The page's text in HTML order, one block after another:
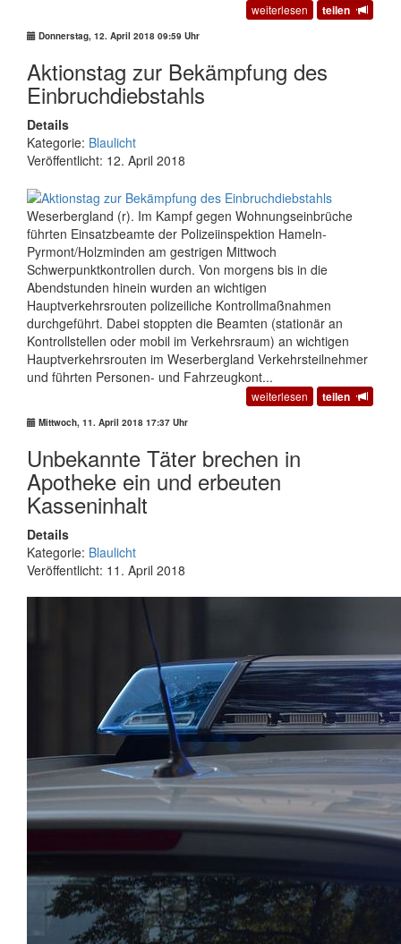
weiterlesen teilen
Donnerstag, 12. April 2018 09:59 Uhr
Aktionstag zur Bekämpfung des
Einbruchdiebstahls
Details
Kategorie: Blaulicht
Veröffentlicht: 12. April 2018
Weserbergland (r). Im Kampf gegen Wohnungseinbrüche
führten Einsatzbeamte der Polizeiinspektion Hameln-
Pyrmont/Holzminden am gestrigen Mittwoch
Schwerpunktkontrollen durch. Von morgens bis in die
Abendstunden hinein wurden an wichtigen
Hauptverkehrsrouten polizeiliche Kontrollmaßnahmen
durchgeführt. Dabei stoppten die Beamten (stationär an
Kontrollstellen oder mobil im Verkehrsraum) an wichtigen
Hauptverkehrsrouten im Weserbergland Verkehrsteilnehmer
und führten Personen- und Fahrzeugkont...
weiterlesen teilen
Mittwoch, 11. April 2018 17:37 Uhr
Unbekannte Täter brechen in
Apotheke ein und erbeuten
Kasseninhalt
Details
Kategorie: Blaulicht
Veröffentlicht: 11. April 2018